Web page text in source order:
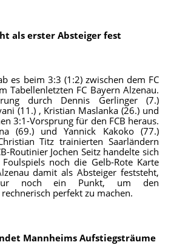
als erster Absteiger fest
es beim 3:3 (1:2) zwischen dem FC
Tabellenletzten FC Bayern Alzenau.
durch Dennis Gerlinger (7.)
(11.) , Kristian Maslanka (26.) und
3:1-Vorsprung für den FCB heraus.
(69.) und Yannick Kakoko (77.)
Titz trainierten Saarländern
Routinier Jochen Seitz handelte sich
noch die Gelb-Rote Karte
damit als Absteiger feststeht,
noch ein Punkt, um den
perfekt zu machen.
Mannheims Aufstiegsträume